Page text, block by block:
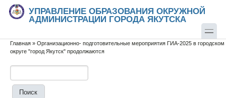
УПРАВЛЕНИЕ ОБРАЗОВАНИЯ ОКРУЖНОЙ
АДМИНИСТРАЦИИ ГОРОДА ЯКУТСКА
Вы здесь
Главная » Организационно- подготовительные мероприятия ГИА-2025 в городском
округе "город Якутск" продолжаются